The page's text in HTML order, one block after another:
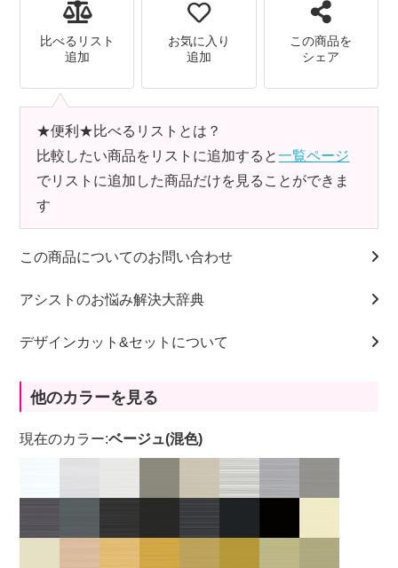
比べるリスト
追加
お気に入り
追加
この商品を
シェア
★便利★比べるリストとは？
比較したい商品をリストに追加すると一覧ページ
でリストに追加した商品だけを見ることができま
す
この商品についてのお問い合わせ
アシストのお悩み解決大辞典
デザインカット&セットについて
他のカラーを見る
現在のカラー:ベージュ(混色)